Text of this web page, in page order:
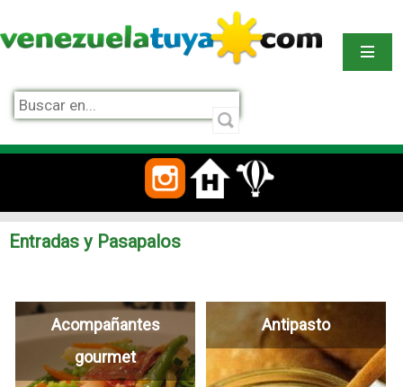
Entradas y Pasapalos
Acompañantes
gourmet
Antipasto